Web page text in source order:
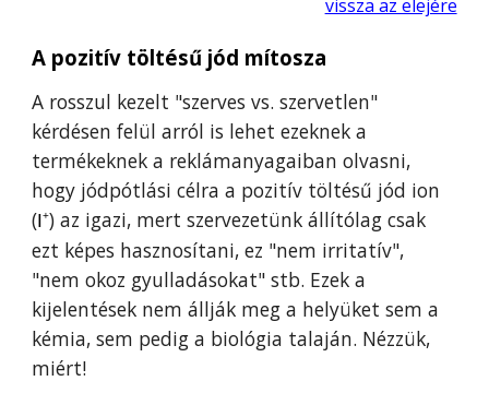
vissza az elejére
A pozitív töltésű jód mítosza
A rosszul kezelt "szerves vs. szervetlen"
kérdésen felülarról is lehet ezeknek a
termékeknek a reklámanyagaiban olvasni,
hogy jódpótlási célra a pozitív töltésű jód ion
(I+) az igazi, mert szervezetünk állítólag csak
ezt képes hasznosítani, ez "nem irritatív",
"nem okoz gyulladásokat" stb. Ezek a
kijelentések nem állják meg a helyüketsem a
kémia, sem pedig a biológia talaján. Nézzük,
miért!